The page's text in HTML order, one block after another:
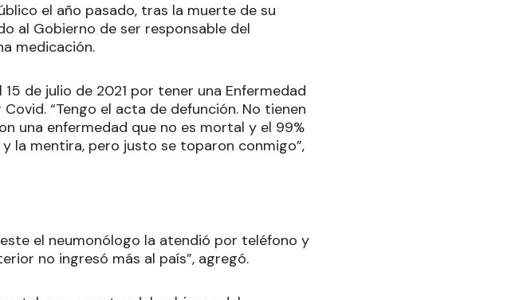
el año pasado, tras la muerte de su
al Gobierno de ser responsable del
medicación.
de julio de 2021 por tener una Enfermedad
“Tengo el acta de defunción. No tienen
una enfermedad que no es mortal y el 99%
la mentira, pero justo se toparon conmigo”,
el neumonólogo la atendió por teléfono y
no ingresó más al país”, agregó.